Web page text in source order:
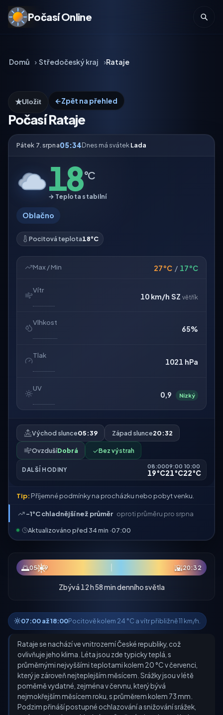
Počasí Online
Domů Středočeský kraj Rataje
←Zpět na přehled
Počasí Rataje
★Uložit
Pátek 7. srpna05:34Dnes má svátekLada
18°C
→ Teplota stabilní
Oblačno
Pocitová teplota18°C
Max / Min 27°C / 17°C
Vítr
10 km/h SZ větřík
Vlhkost
65%
Tlak
1021 hPa
UV
0,9 Nízký
Východ slunce05:39 Západ slunce20:32
OvzdušíDobrá ✓Bez výstrah
DALŠÍ HODINY
08:00
19°C
09:00
21°C
10:00
22°C
Tip: Příjemné podmínky na procházku nebo pobyt venku.
-1°C chladnější než průměr oproti průměru pro srpna
Aktualizováno před 34 min ·07:00
🌅05:39
☀ 🌇20:32
Zbývá 12 h 58 min denního světla
07:00 až 18:00Pocitově kolem 24 °C a vítr přibližně 11 km/h.
Rataje se nachází ve vnitrozemí České republiky, což
ovlivňuje jeho klima. Léta jsou zde typicky teplá, s
průměrnými nejvyššími teplotami kolem 20 °C v červenci,
který je zároveň nejteplejším měsícem. Srážky jsou v létě
poměrně vydatné, zejména v červnu, který bývá
nejmokřejším měsícem roku, s průměrem kolem 73 mm.
Podzim přináší postupné ochlazování a snižování srážek,